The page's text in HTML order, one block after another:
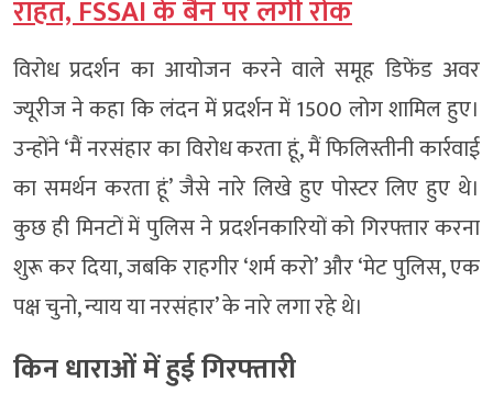
राहत, FSSAI के बैन पर लगी रोक
विरोध प्रदर्शन का आयोजन करने वाले समूह डिफेंड अवर
ज्यूरीज ने कहा कि लंदन में प्रदर्शन में 1500 लोग शामिल हुए।
उन्होंने ‘मैं नरसंहार का विरोध करता हूं, मैं फिलिस्तीनी कार्रवाई
का समर्थन करता हूं’ जैसे नारे लिखे हुए पोस्टर लिए हुए थे।
कुछ ही मिनटों में पुलिस ने प्रदर्शनकारियों को गिरफ्तार करना
शुरू कर दिया, जबकि राहगीर ‘शर्म करो’ और ‘मेट पुलिस, एक
पक्ष चुनो, न्याय या नरसंहार’ के नारे लगा रहे थे।
किन धाराओं में हुई गिरफ्तारी